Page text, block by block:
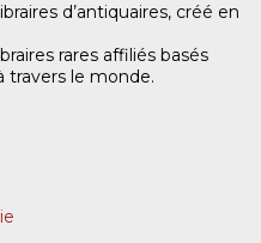
d’antiquaires, créé en
rares affiliés basés
travers le monde.